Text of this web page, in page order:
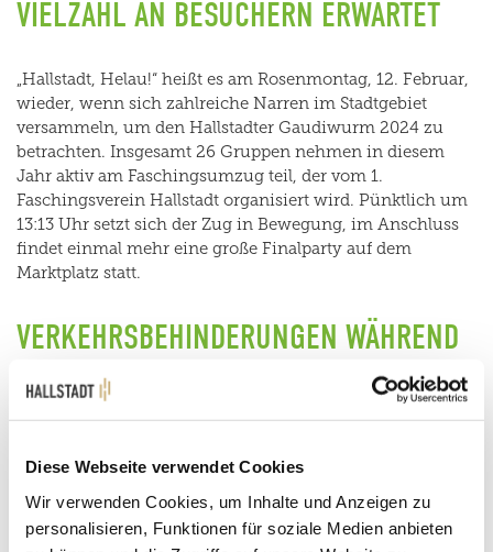
Diese Webseite verwendet Cookies
Wir verwenden Cookies, um Inhalte und Anzeigen zu
personalisieren, Funktionen für soziale Medien anbieten
VIELZAHL AN BESUCHERN ERWARTET
„Hallstadt, Helau!“ heißt es am Rosenmontag, 12. Februar,
wieder, wenn sich zahlreiche Narren im Stadtgebiet
versammeln, um den Hallstadter Gaudiwurm 2024 zu
betrachten. Insgesamt 26 Gruppen nehmen in diesem
Jahr aktiv am Faschingsumzug teil, der vom 1.
Faschingsverein Hallstadt organisiert wird. Pünktlich um
13:13 Uhr setzt sich der Zug in Bewegung, im Anschluss
findet einmal mehr eine große Finalparty auf dem
Marktplatz statt.
VERKEHRSBEHINDERUNGEN WÄHREND
DER VERANSTALTUNG
von der Königshofstraße über die Landsknechtstraße, die
Zwischen 12:30 Uhr und 14:30 Uhr ist daher bei der
Einfahrt nach Hallstadt – aus Richtung Bamberg